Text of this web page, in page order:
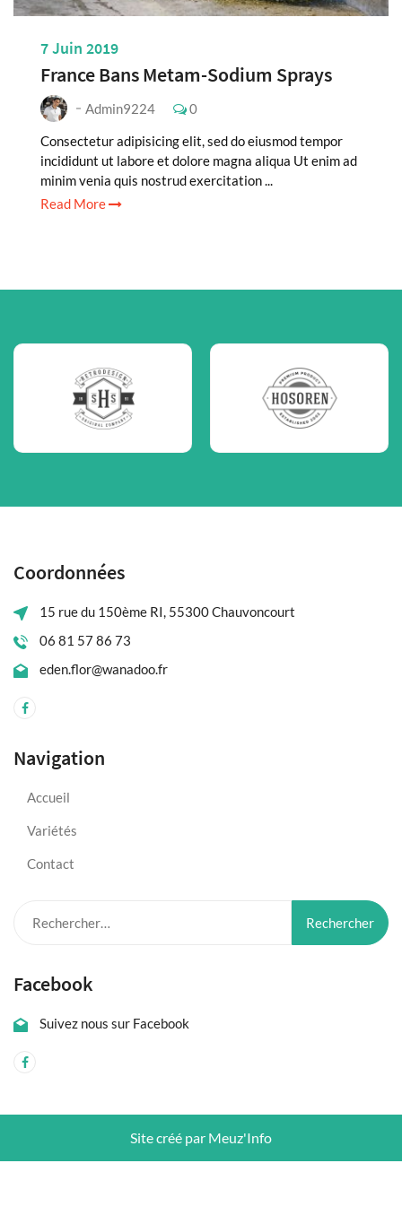
7 Juin 2019
France Bans Metam-Sodium Sprays
Admin9224
0
Consectetur adipisicing elit, sed do eiusmod tempor
incididunt ut labore et dolore magna aliqua Ut enim ad
minim venia quis nostrud exercitation ...
Read More
Coordonnées
15 rue du 150ème RI, 55300 Chauvoncourt
06 81 57 86 73
eden.flor@wanadoo.fr
Navigation
Accueil
Variétés
Contact
Facebook
Suivez nous sur Facebook
Site créé par Meuz'Info